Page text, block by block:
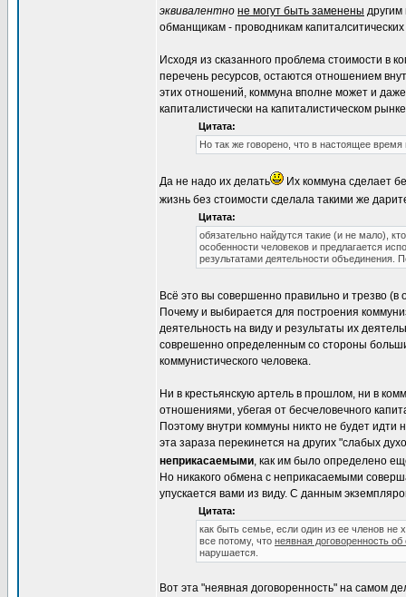
эквивалентно не могут быть заменены другим
обманщикам - проводникам
Исходя из сказанного проблема стоимости в
перечень ресурсов, остаются отношением
этих отношений, коммуна вполне может и
капиталистически на капиталистическом
Цитата:
Но так же говорено, что в настоящее
Да не надо их делать
Их коммуна сделает
жизнь без стоимости сделала такими же
Цитата:
обязательно найдутся такие (и не мало),
особенности человеков и предлагается
результатами деятельности объединения.
Всё это вы совершенно правильно и трезво (в
Почему и выбирается для построения
деятельность на виду и результаты их
соврешенно определенным со стороны
коммунистического человека.
Ни в крестьянскую артель в прошлом, ни в
отношениями, убегая от бесчеловечного
Поэтому внутри коммуны никто не будет идти
эта зараза перекинется на других "слабых
неприкасаемыми, как им было определено
Но никакого обмена с неприкасаемыми
упускается вами из виду. С данным
Цитата:
как быть семье, если один из ее членов не
все потому, что неявная договоренность
нарушается.
Вот эта "неявная договоренность" на самом